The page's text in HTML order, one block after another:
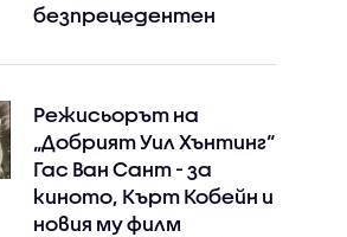
безпрецедентен
Режисьорът на
„Добрият Уил Хънтинг“
Гас Ван Сант - за
киното, Кърт Кобейн и
новия му филм